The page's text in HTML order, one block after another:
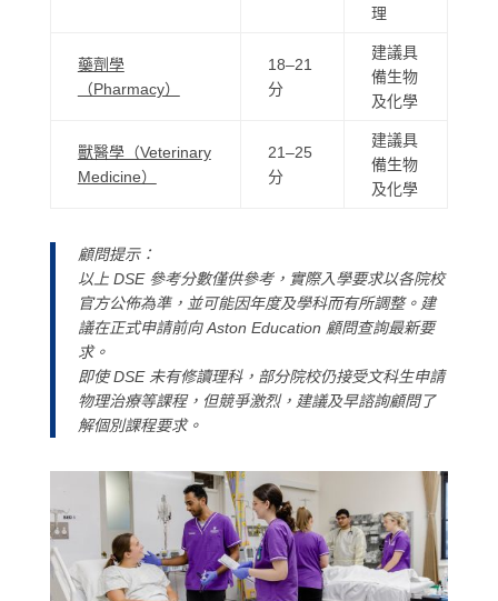
理
藥劑學
（Pharmacy）
18–21
分
建議具
備生物
及化學
獸醫學（Veterinary
Medicine）
21–25
分
建議具
備生物
及化學
顧問提示：
以上 DSE 參考分數僅供參考，實際入學要求以各院校
官方公佈為準，並可能因年度及學科而有所調整。建
議在正式申請前向 Aston Education 顧問查詢最新要
求。
即使 DSE 未有修讀理科，部分院校仍接受文科生申請
物理治療等課程，但競爭激烈，建議及早諮詢顧問了
解個別課程要求。